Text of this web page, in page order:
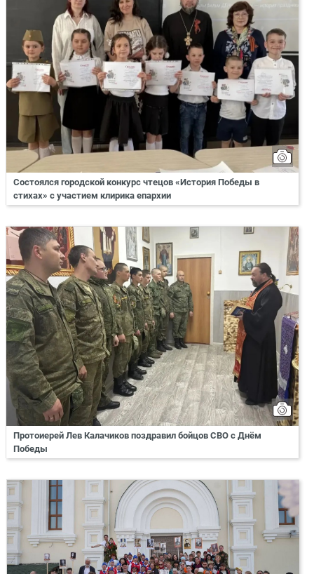
Состоялся городской конкурс чтецов «История Победы в
стихах» с участием клирика епархии
Протоиерей Лев Калачиков поздравил бойцов СВО с Днём
Победы